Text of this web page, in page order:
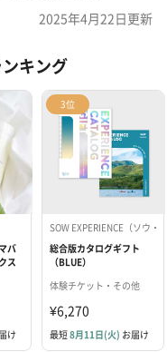
2025年4月22日更新
キング
バ
ス
け
3位
SOW EXPERIENCE（ソウ
総合版カタログギフト
（BLUE）
体験チケット・その他
¥6,270
最短8月11日(火) お届け